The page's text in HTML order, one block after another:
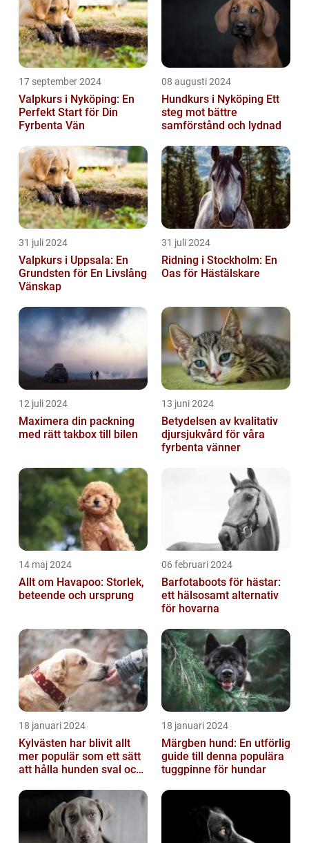
17 september 2024
Valpkurs i Nyköping: En
Perfekt Start för Din
Fyrbenta Vän
08 augusti 2024
Hundkurs i Nyköping Ett
steg mot bättre
samförstånd och lydnad
31 juli 2024
Valpkurs i Uppsala: En
Grundsten för En Livslång
Vänskap
31 juli 2024
Ridning i Stockholm: En
Oas för Hästälskare
12 juli 2024
Maximera din packning
med rätt takbox till bilen
13 juni 2024
Betydelsen av kvalitativ
djursjukvård för våra
fyrbenta vänner
14 maj 2024
Allt om Havapoo: Storlek,
beteende och ursprung
06 februari 2024
Barfotaboots för hästar:
ett hälsosamt alternativ
för hovarna
18 januari 2024
Kylvästen har blivit allt
mer populär som ett sätt
att hålla hunden sval och
väde...
18 januari 2024
Märgben hund: En utförlig
guide till denna populära
tuggpinne för hundar